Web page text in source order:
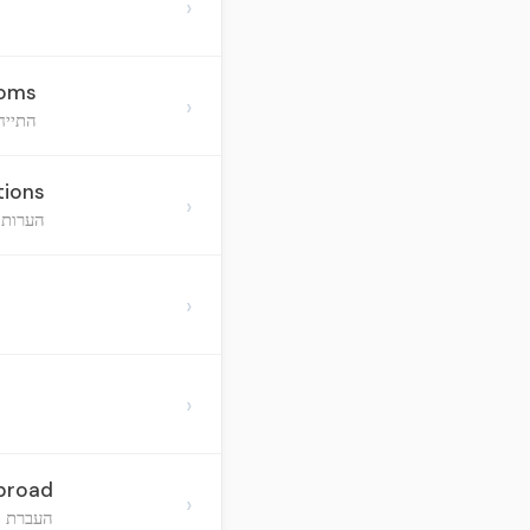
›
›
›
›
›
העברת ›